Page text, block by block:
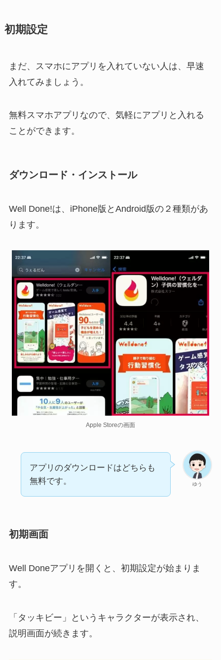
初期設定
まだ、スマホにアプリを入れていない人は、早速
入れてみましょう。
無料スマホアプリなので、気軽にアプリと入れる
ことができます。
ダウンロード・インストール
Well Done!は、iPhone版とAndroid版の２種類があ
ります。
Apple Storeの画面
ゆう
アプリのダウンロードはどちらも
無料です。
初期画面
Well Doneアプリを開くと、初期設定が始まりま
す。
「タッキビー」というキャラクターが表示され、
説明画面が続きます。